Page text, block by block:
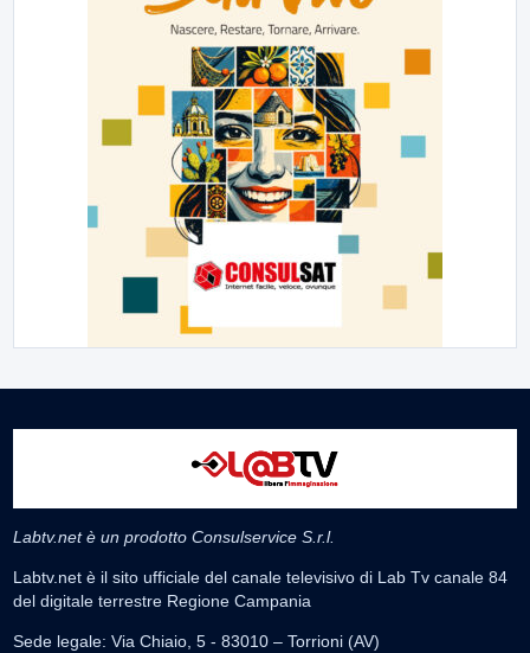
Labtv.net è un prodotto Consulservice S.r.l.
Labtv.net è il sito ufficiale del canale televisivo di Lab Tv canale 84
del digitale terrestre Regione Campania
Sede legale: Via Chiaio, 5 - 83010 – Torrioni (AV)